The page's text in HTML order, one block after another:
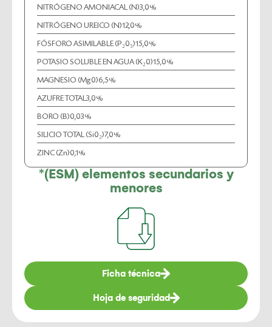
NITRÓGENO AMONIACAL (N)3,0%
NITRÓGENO UREICO (N)12,0%
FÓSFORO ASIMILABLE (P₂0₅)15,0%
POTASIO SOLUBLE EN AGUA (K₂0)15,0%
MAGNESIO (Mg0)6,5%
AZUFRE TOTAL3,0%
BORO (B)0,03%
SILICIO TOTAL (Si0₂)7,0%
ZINC (Zn)0,1%
*(ESM) elementos secundarios y
menores
Ficha técnica
Hoja de seguridad